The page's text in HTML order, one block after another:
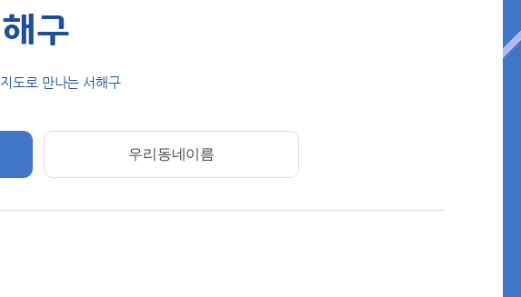
지도로 만나는 서해구
우리동네이름